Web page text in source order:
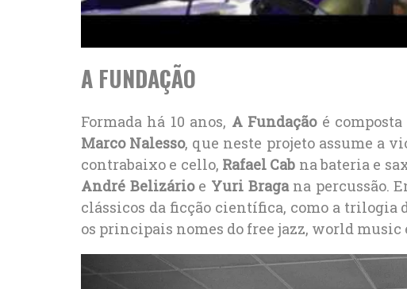
A FUNDAÇÃO
Formada há 10 anos, A Fundaçãoé
Marco Nalesso, que neste projeto assume a
contrabaixo e cello, Rafael Cab na bateria e
André Belizárioe Yuri Bragana percussão.
clássicos da ficção científica, como a trilogia
os principais nomes do free jazz, world music